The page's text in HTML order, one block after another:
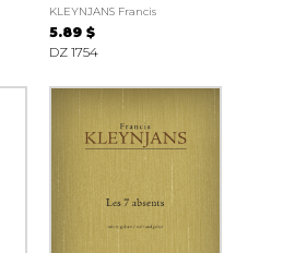
KLEYNJANS Francis
5.89 $
DZ 1754